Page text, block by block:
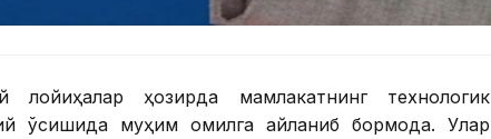
ҳозирда мамлакатнинг технологик
ўсишида муҳим омилга айланиб бормоқда. Улар